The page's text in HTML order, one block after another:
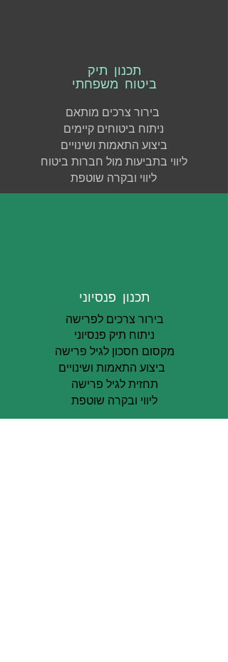
תכנון תיק
ביטוח משפחתי
ניתוח ביטוחים קיימים
ביצוע התאמות ושינויים
ליווי בתביעות מול חברות ביטוח
ליווי ובקרה שוטפת
תכנון פנסיוני
בירור צרכים לפרישה
ניתוח תיק פנסיוני
מקסום חסכון לגיל פרישה
תחזית לגיל פרישה
ליווי ובקרה שוטפת